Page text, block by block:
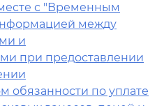
с "Временным
между
и
при предоставлении
обязанности по уплате